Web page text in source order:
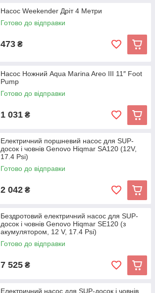
Насос Weekender Дріт 4 Метри
Готово до відправки
473 ₴
Насос Ножний Aqua Marina Areo III 11″ Foot
Pump
Готово до відправки
1 031 ₴
Електричний поршневий насос для SUP-
досок і човнів Genovo Hiqmar SA120 (12V,
17.4 Psi)
Готово до відправки
2 042 ₴
Бездротовий електричний насос для SUP-
досок і човнів Genovo Hiqmar SE120 (з
акумулятором, 12 V, 17.4 Psi)
Готово до відправки
7 525 ₴
Електричний насос для SUP-досок і човнів